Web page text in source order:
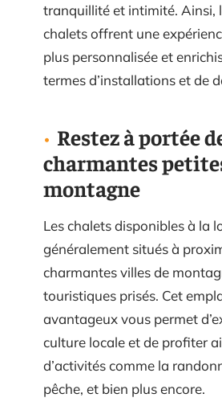
tranquillité et intimité. Ainsi,
chalets offrent une
plus personnalisée et
termes d’installations et de
Restez à portée
charmantes
montagne
Les chalets disponibles à la
généralement situés à
charmantes villes de
touristiques prisés. Cet
avantageux vous permet
culture locale et de profiter
d’activités comme la
pêche, et bien plus encore.